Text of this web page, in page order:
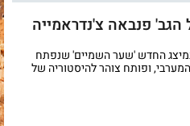
פנבאה צ'נדראמייה
החדש 'שער השמיים' שנפתח
ופותח צוהר להיסטוריה של